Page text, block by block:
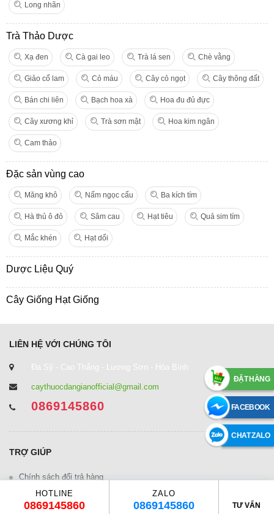
Long nhãn
Trà Thảo Dược
Xạ đen Cà gai leo Trà lá sen Chè vằng
Giảo cổ lam Cỏ máu Cây cỏ ngọt Cây thông đất
Bán chi liên Bạch hoa xà Hoa đu đủ đực
Cây xương khỉ Trà sơn mật Hoa kim ngân
Cam thảo
Đặc sản vùng cao
Măng khô Nấm ngọc cẩu Ba kích tím
Hà thủ ô đỏ Sâm cau Hạt tiêu Quả sim tím
Mắc khén Hạt dổi
Dược Liệu Quý
Cây Giống Hạt Giống
ĐẶT HÀNG
FACEBOOK
CHAT ZALO
HOTLINE
0869145860
ZALO
0869145860 TƯ VẤN
LIÊN HỆ VỚI CHÚNG TÔI
Đa Sỹ - Cao Thắng - Lương Sơn - Hòa Bình
caythuocdangianofficial@gmail.com
0869145860
TRỢ GIÚP
Chính sách đổi trả hàng
Chính sách bảo mật